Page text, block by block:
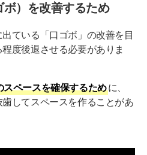
）を改善するため
ている「口ゴボ」の改善を目
度後退させる必要がありま
ペースを確保するために、
してスペースを作ることがあ